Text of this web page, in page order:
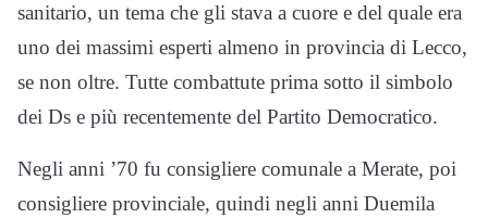
sanitario, un tema che gli stava a cuore e del quale era
uno dei massimi esperti almeno in provincia di Lecco,
se non oltre. Tutte combattute prima sotto il simbolo
dei Ds e più recentemente del Partito Democratico.
Negli anni ’70 fu consigliere comunale a Merate, poi
consigliere provinciale, quindi negli anni Duemila